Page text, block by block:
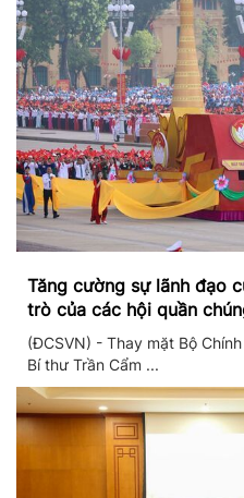
Tăng cường sự lãnh đạo
trò của các hội quần
triển mới
(ĐCSVN) - Thay mặt Bộ
Bí thư Trần Cẩm ...